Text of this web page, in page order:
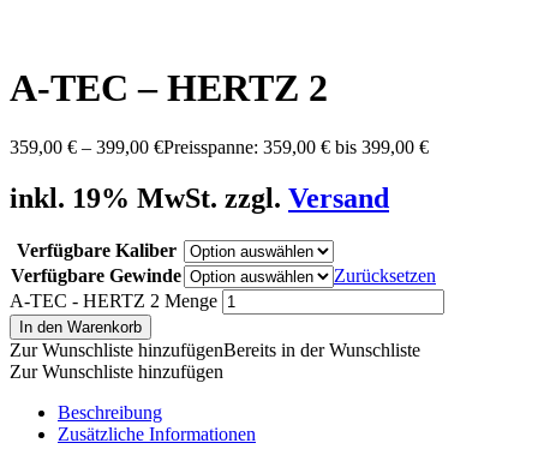
A-TEC – HERTZ 2
359,00 € – 399,00 €Preisspanne: 359,00 € bis 399,00 €
inkl. 19% MwSt. zzgl. Versand
Verfügbare Kaliber
Verfügbare Gewinde
Zurücksetzen
A-TEC - HERTZ 2 Menge
In den Warenkorb
Zur Wunschliste hinzufügenBereits in der Wunschliste
Zur Wunschliste hinzufügen
Beschreibung
Zusätzliche Informationen